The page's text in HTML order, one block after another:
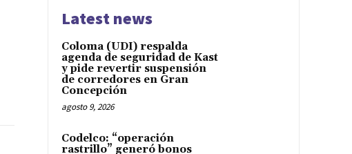
Latest news
Coloma (UDI) respalda
agenda de seguridad de Kast
y pide revertir suspensión
de corredores en Gran
Concepción
agosto 9, 2026
Codelco: “operación
rastrillo” generó bonos